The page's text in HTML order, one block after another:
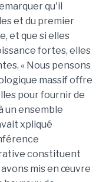
qu'il
et du premier
et que si elles
fortes, elles
« Nous pensons
massif offre
pour fournir de
un ensemble
xpliqué
constituent
mis en œuvre